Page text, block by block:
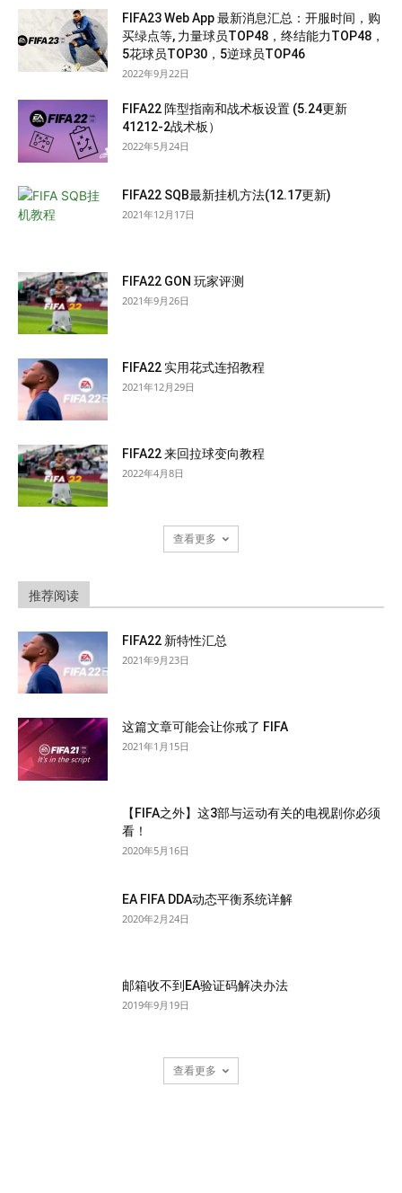
FIFA23 Web App 最新消息汇总：开服时间，购
买绿点等, 力量球员TOP48，终结能力TOP48，
5花球员TOP30，5逆球员TOP46
2022年9月22日
FIFA22 阵型指南和战术板设置 (5.24更新
41212-2战术板）
2022年5月24日
FIFA22 SQB最新挂机方法(12.17更新)
2021年12月17日
FIFA22 GON 玩家评测
2021年9月26日
FIFA22 实用花式连招教程
2021年12月29日
FIFA22 来回拉球变向教程
2022年4月8日
查看更多
推荐阅读
FIFA22 新特性汇总
2021年9月23日
这篇文章可能会让你戒了 FIFA
2021年1月15日
【FIFA之外】这3部与运动有关的电视剧你必须
看！
2020年5月16日
EA FIFA DDA动态平衡系统详解
2020年2月24日
邮箱收不到EA验证码解决办法
2019年9月19日
查看更多